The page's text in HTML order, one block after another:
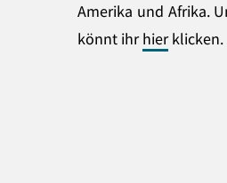
Amerika und Afrika.
könnt ihrhierklicken.